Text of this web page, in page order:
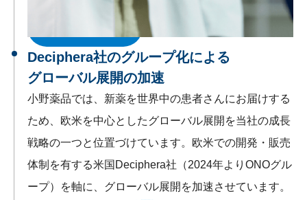
Deciphera社のグループ化による
グローバル展開の加速
小野薬品では、新薬を世界中の患者さんにお届けする
ため、欧米を中心としたグローバル展開を当社の成長
戦略の一つと位置づけています。欧米での開発・販売
体制を有する米国Deciphera社（2024年よりONOグル
ープ）を軸に、グローバル展開を加速させています。